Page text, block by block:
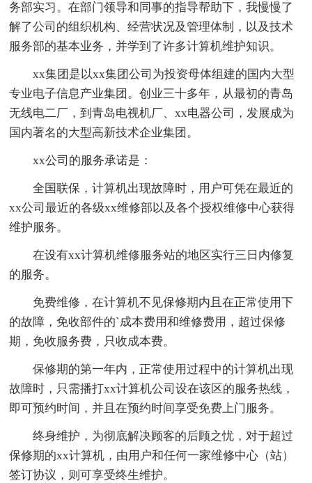
务部实习。在部门领导和同事的指导帮助下，我慢慢了
解了公司的组织机构、经营状况及管理体制，以及技术
服务部的基本业务，并学到了许多计算机维护知识。
xx集团是以xx集团公司为投资母体组建的国内大型
专业电子信息产业集团。创业三十多年，从最初的青岛
无线电二厂，到青岛电视机厂、xx电器公司，发展成为
国内著名的大型高新技术企业集团。
xx公司的服务承诺是：
全国联保，计算机出现故障时，用户可凭在最近的
xx公司最近的各级xx维修部以及各个授权维修中心获得
维护服务。
在设有xx计算机维修服务站的地区实行三日内修复
的服务。
免费维修，在计算机不见保修期内且在正常使用下
的故障，免收部件的`成本费用和维修费用，超过保修
期，免收服务费，只收成本费。
保修期的第一年内，正常使用过程中的计算机出现
故障时，只需播打xx计算机公司设在该区的服务热线，
即可预约时间，并且在预约时间享受免费上门服务。
终身维护，为彻底解决顾客的后顾之忧，对于超过
保修期的xx计算机，由用户和任何一家维修中心（站）
签订协议，则可享受终生维护。